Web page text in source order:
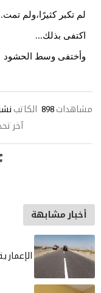
تكبر كثيرًا،ولم تمت.
بذلك...
وسط الحشود
898 الكاتبنشوان
آخر تحديث
AM
مشابهة
الإعمار